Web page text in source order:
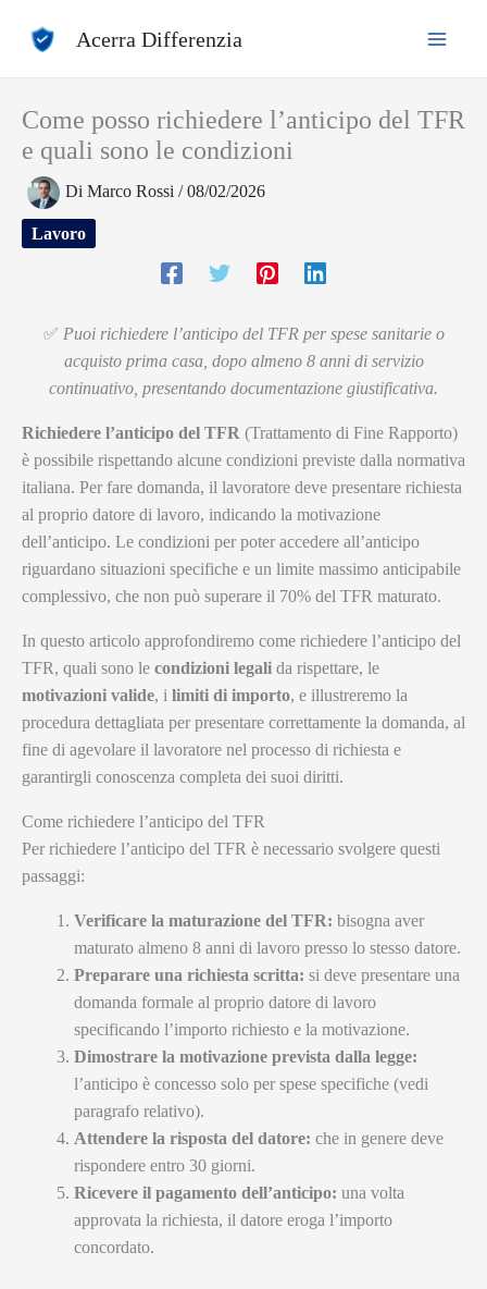
Acerra Differenzia
Come posso richiedere l’anticipo del TFR
e quali sono le condizioni
Di Marco Rossi /08/02/2026
Lavoro
✅ Puoi richiedere l’anticipo del TFR per spese sanitarie o
acquisto prima casa, dopo almeno 8 anni di servizio
continuativo, presentando documentazione giustificativa.
Richiedere l’anticipo del TFR (Trattamento di Fine Rapporto)
è possibile rispettando alcune condizioni previste dalla normativa
italiana. Per fare domanda, il lavoratore deve presentare richiesta
al proprio datore di lavoro, indicando la motivazione
dell’anticipo. Le condizioni per poter accedere all’anticipo
riguardano situazioni specifiche e un limite massimo anticipabile
complessivo, che non può superare il 70% del TFR maturato.
In questo articolo approfondiremo come richiedere l’anticipo del
TFR, quali sono le condizioni legali da rispettare, le
motivazioni valide, i limiti di importo, e illustreremo la
procedura dettagliata per presentare correttamente la domanda, al
fine di agevolare il lavoratore nel processo di richiesta e
garantirgli conoscenza completa dei suoi diritti.
Come richiedere l’anticipo del TFR
Per richiedere l’anticipo del TFR è necessario svolgere questi
passaggi:
Verificare la maturazione del TFR: bisogna aver
maturato almeno 8 anni di lavoro presso lo stesso datore.
Preparare una richiesta scritta: si deve presentare una
domanda formale al proprio datore di lavoro
specificando l’importo richiesto e la motivazione.
Dimostrare la motivazione prevista dalla legge:
l’anticipo è concesso solo per spese specifiche (vedi
paragrafo relativo).
Attendere la risposta del datore: che in genere deve
rispondere entro 30 giorni.
Ricevere il pagamento dell’anticipo: una volta
approvata la richiesta, il datore eroga l’importo
concordato.